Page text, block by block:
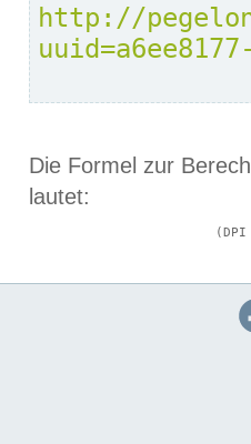
http://
Die Formel zur
lautet: